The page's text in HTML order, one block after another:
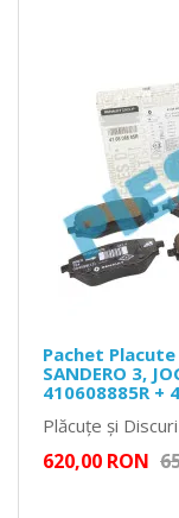
Pachet Placute
SANDERO 3,
410608885R +
Plăcuțe și
620,00 RON